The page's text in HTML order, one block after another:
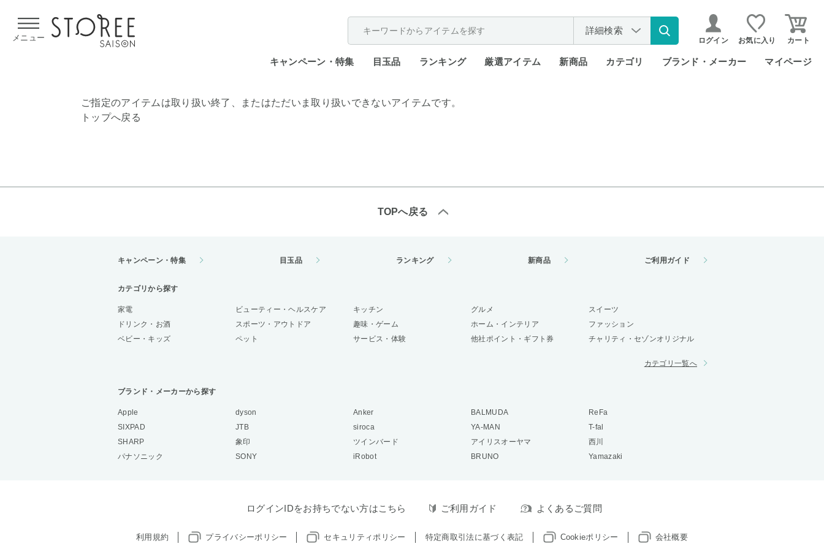
メニュー
詳細検索
ログイン お気に入り カート
キャンペーン・特集 目玉品 ランキング 厳選アイテム 新商品 カテゴリ ブランド・メーカー マイページ
ご指定のアイテムは取り扱い終了、またはただいま取り扱いできないアイテムです。
トップへ戻る
TOPへ戻る
キャンペーン・特集 目玉品 ランキング 新商品 ご利用ガイド
カテゴリから探す
家電 ビューティー・ヘルスケア キッチン グルメ
スイーツ
ドリンク・お酒
スポーツ・アウトドア 趣味・ゲーム ホーム・インテリア
ファッション
ベビー・キッズ
ペット サービス・体験 他社ポイント・ギフト券 チャリティ・セゾンオリジナル
カテゴリ一覧へ
ブランド・メーカーから探す
Apple dyson Anker BALMUDA
ReFa
SIXPAD
JTB siroca YA-MAN
T-fal
SHARP
象印 ツインバード アイリスオーヤマ
西川
パナソニック
SONY iRobot BRUNO Yamazaki
ログインIDをお持ちでない方はこちら ご利用ガイド よくあるご質問
利用規約 プライバシーポリシー セキュリティポリシー 特定商取引法に基づく表記 Cookieポリシー 会社概要